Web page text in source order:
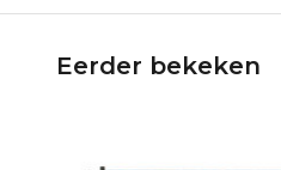
Eerder bekeken